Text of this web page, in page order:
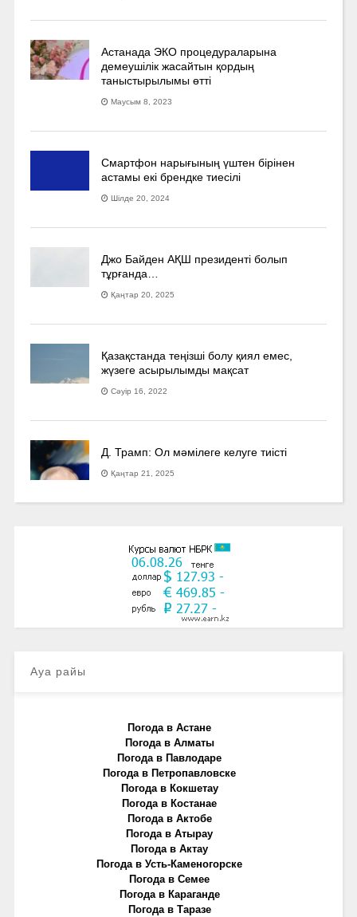
Астанада ЭКО процедураларына
демеушілік жасайтын қордың
таныстырылымы өтті
Маусым 8, 2023
Смартфон нарығының үштен бірінен
астамы екі брендке тиесілі
Шілде 20, 2024
Джо Байден АҚШ президенті болып
тұрғанда…
Қаңтар 20, 2025
Қазақстанда теңізші болу қиял емес,
жүзеге асырылымды мақсат
Сәуір 16, 2022
Д. Трамп: Ол мәмілеге келуге тиісті
Қаңтар 21, 2025
Ауа райы
Погода в Астане
Погода в Алматы
Погода в Павлодаре
Погода в Петропавловске
Погода в Кокшетау
Погода в Костанае
Погода в Актобе
Погода в Атырау
Погода в Актау
Погода в Усть-Каменогорске
Погода в Семее
Погода в Караганде
Погода в Таразе